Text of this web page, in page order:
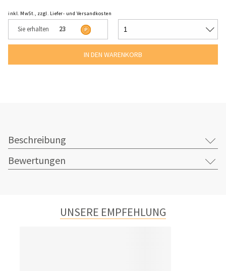
inkl. MwSt., zzgl. Liefer- und Versandkosten
Sie erhalten 23
Beschreibung
Bewertungen
UNSERE EMPFEHLUNG